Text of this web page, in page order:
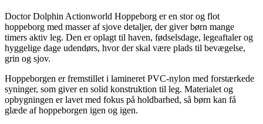
Doctor Dolphin Actionworld Hoppeborg er en stor og flot
hoppeborg med masser af sjove detaljer, der giver børn mange
timers aktiv leg. Den er oplagt til haven, fødselsdage, legeaftaler og
hyggelige dage udendørs, hvor der skal være plads til bevægelse,
grin og sjov.
Hoppeborgen er fremstillet i lamineret PVC-nylon med forstærkede
syninger, som giver en solid konstruktion til leg. Materialet og
opbygningen er lavet med fokus på holdbarhed, så børn kan få
glæde af hoppeborgen igen og igen.